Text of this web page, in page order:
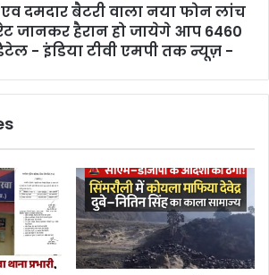
दमदार बैटरी वाला नया फोन लांच
जानकर हैरान हो जायेगे आप 6460
- इंडिया टीवी एमपी तक न्यूज़ -